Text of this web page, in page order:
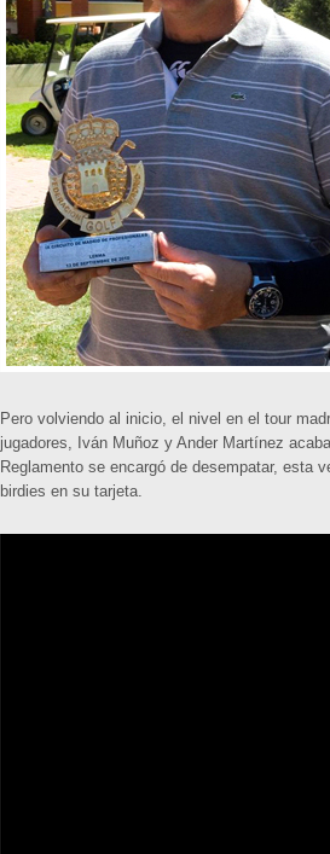
Pero volviendo al inicio, el nivel en el tour
jugadores, Iván Muñoz y Ander Martínez
Reglamento se encargó de desempatar, esta
birdies en su tarjeta.